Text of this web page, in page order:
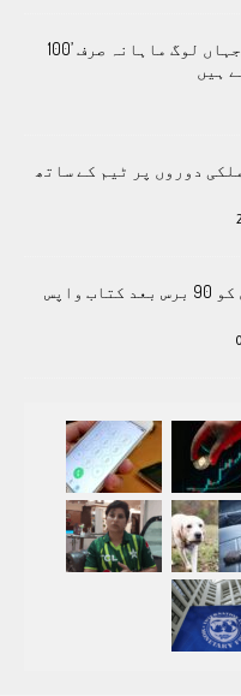
پاکستان کا وہ گاؤں جہاں لوگ ماہانہ صرف ’100
ہیں
دوروں پر ٹیم کے ساتھ
2
نیویارک کی لائبریری کو 90 برس بعد کتاب واپس
0